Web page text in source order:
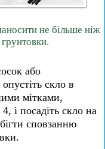
не більше ніж
або
скло в
мітками,
і посадіть скло на
сповзанню